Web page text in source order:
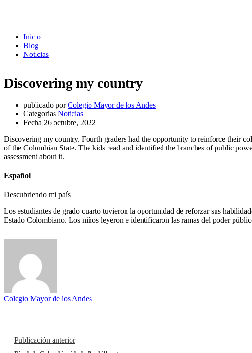
Inicio
Blog
Noticias
Discovering my country
publicado por Colegio Mayor de los Andes
Categorías Noticias
Fecha 26 octubre, 2022
Discovering my country. Fourth graders had the opportunity to reinforce their
of the Colombian State. The kids read and identified the branches of public
assessment about it.
Español
Descubriendo mi país
Los estudiantes de grado cuarto tuvieron la oportunidad de reforzar sus
Estado Colombiano. Los niños leyeron e identificaron las ramas del poder
Colegio Mayor de los Andes
Publicación anterior